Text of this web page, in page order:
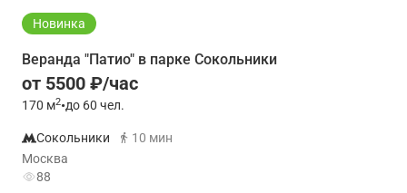
Новинка
Веранда "Патио" в парке Сокольники
от 5500 ₽/час
170 м2•до 60 чел.
Сокольники
10 мин
Москва
88